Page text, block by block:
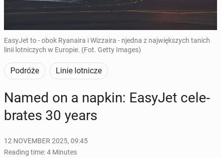
EasyJet to - obok Ryanaira i Wizzaira - njedna z największych tanich
linii lotniczych w Europie. (Fot. Getty Images)
Podróże Linie lotnicze
Named on a napkin: EasyJet cel­e­
brates 30 years
12 NOVEMBER 2025, 09:45
Reading time: 4 Minutes